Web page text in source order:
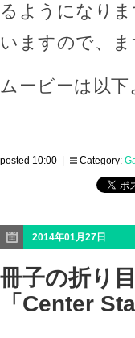
るようになり
いますので、
ムービーは以下
posted 10:00 | Category:
2014年01月27日
冊子の折り
「Center